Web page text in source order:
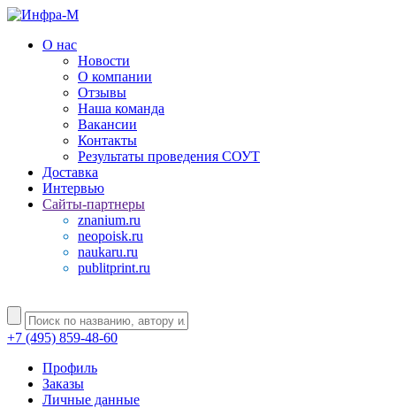
О нас
Новости
О компании
Отзывы
Наша команда
Вакансии
Контакты
Результаты проведения СОУТ
Доставка
Интервью
Сайты-партнеры
znanium.ru
neopoisk.ru
naukaru.ru
publitprint.ru
+7 (495) 859-48-60
Профиль
Заказы
Личные данные